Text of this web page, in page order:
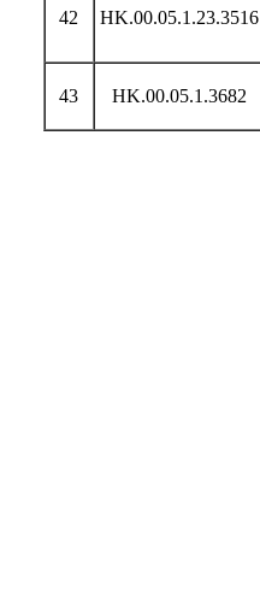
42 HK.00.05.1.23.3516
43 HK.00.05.1.3682